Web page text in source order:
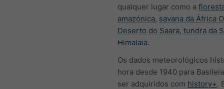
qualquer lugar como a
amazónica, savana da África
Deserto do Saara, tundra da
Himalaia.
Os dados meteorológicos
hora desde 1940 para
ser adquiridos com history+.